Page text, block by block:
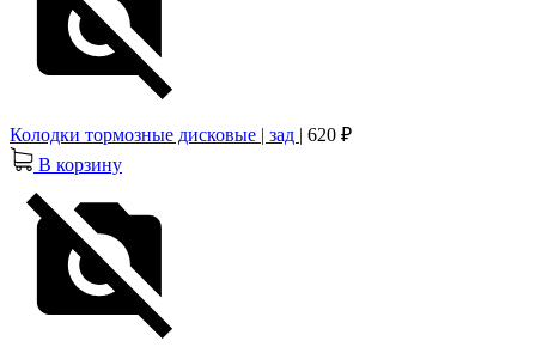
Колодки тормозные дисковые | зад | 620 ₽
В корзину